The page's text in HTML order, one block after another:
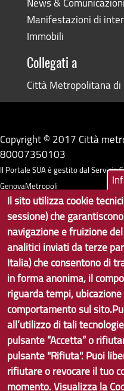
News & Comunicazioni
Manifestazioni di
Immobili
Collegati a
Città Metropolitana di
Copyright © 2017 Città
80007350103
Il Portale SUA è gestito dal Servizio
GenovaMetropoli
Il sito utilizza cookie
sessione) che
navigazione e fruizione
analitici inviati da terze
Italia) che consentono di
in forma anonima, il
riguarda tempi,
comportamento sul
all’utilizzo di tali
pulsante “Accetta” o
pulsante "Rifiuta". Puoi
rifiutare o revocare il tuo
momento.Visualizza la